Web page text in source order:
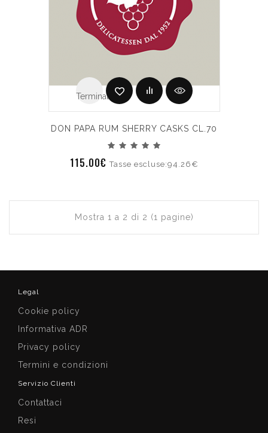
Terminato
DON PAPA RUM SHERRY CASKS CL.70
115.00€Tasse escluse:94.26€
Mostra 1 a 2 di 2 (1 pagine)
Legal
Cookie policy
Informativa ADR
Privacy policy
Termini e condizioni
Servizio Clienti
Contattaci
Resi